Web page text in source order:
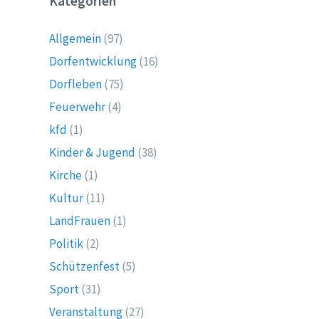
Allgemein(97)
Dorfentwicklung(16)
Dorfleben(75)
Feuerwehr(4)
kfd (1)
Kinder & Jugend (38)
Kirche(1)
Kultur(11)
LandFrauen(1)
Politik(2)
Schützenfest(5)
Sport(31)
Veranstaltung(27)